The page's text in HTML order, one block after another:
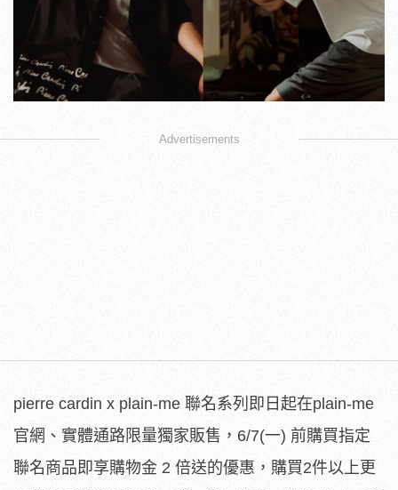
Advertisements
pierre cardin x plain-me 聯名系列即日起在plain-me
官網、實體通路限量獨家販售，6/7(一) 前購買指定
聯名商品即享購物金 2 倍送的優惠，購買2件以上更